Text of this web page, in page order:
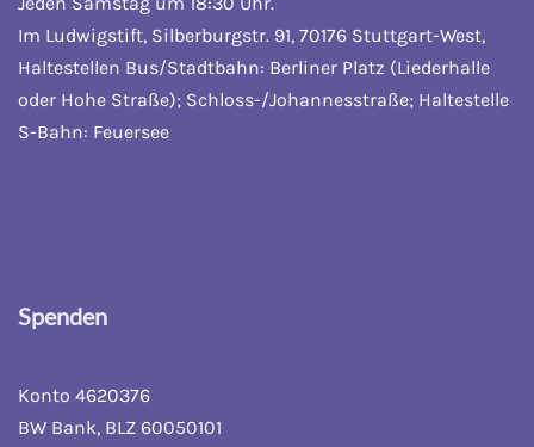
Im Ludwigstift, Silberburgstr. 91, 70176 Stuttgart-West,
Haltestellen Bus/Stadtbahn: Berliner Platz (Liederhalle
oder Hohe Straße); Schloss-/Johannesstraße; Haltestelle
S-Bahn: Feuersee
Spenden
Konto 4620376
BW Bank, BLZ 60050101